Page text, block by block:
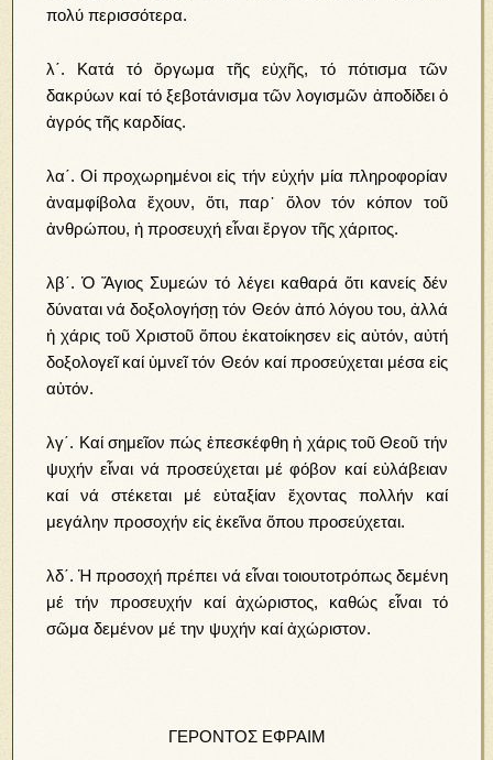
πολύ περισσότερα.
λ΄. Κατά τό ὄργωμα τῆς εὐχῆς, τό πότισμα τῶν
δακρύων καί τό ξεβοτάνισμα τῶν λογισμῶν ἀποδίδει ὁ
ἀγρός τῆς καρδίας.
λα΄. Οἱ προχωρημένοι εἰς τήν εὐχήν μία πληροφορίαν
ἀναμφίβολα ἔχουν, ὅτι, παρ᾿ ὅλον τόν κόπον τοῦ
ἀνθρώπου, ἡ προσευχή εἶναι ἔργον τῆς χάριτος.
λβ΄. Ὁ Ἅγιος Συμεών τό λέγει καθαρά ὅτι κανείς δέν
δύναται νά δοξολογήσῃ τόν Θεόν ἀπό λόγου του, ἀλλά
ἡ χάρις τοῦ Χριστοῦ ὅπου ἐκατοίκησεν εἰς αὐτόν, αὐτή
δοξολογεῖ καί ὑμνεῖ τόν Θεόν καί προσεύχεται μέσα εἰς
αὐτόν.
λγ΄. Καί σημεῖον πώς ἐπεσκέφθη ἡ χάρις τοῦ Θεοῦ τήν
ψυχήν εἶναι νά προσεύχεται μέ φόβον καί εὐλάβειαν
καί νά στέκεται μέ εὐταξίαν ἔχοντας πολλήν καί
μεγάλην προσοχήν εἰς ἐκεῖνα ὅπου προσεύχεται.
λδ΄. Ἡ προσοχή πρέπει νά εἶναι τοιουτοτρόπως δεμένη
μέ τήν προσευχήν καί ἀχώριστος, καθώς εἶναι τό
σῶμα δεμένον μέ την ψυχήν καί ἀχώριστον.
ΓΕΡΟΝΤΟΣ ΕΦΡΑΙΜ